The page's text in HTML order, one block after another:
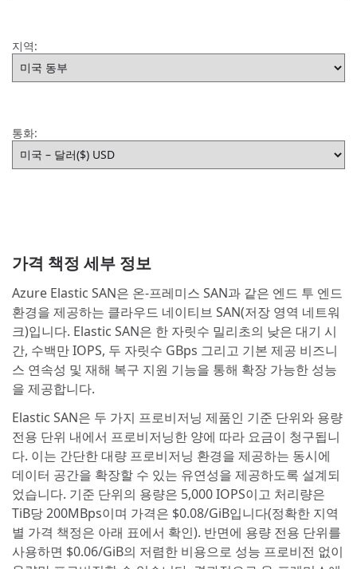
지역:
통화:
가격 책정 세부 정보
Azure Elastic SAN은 온-프레미스 SAN과 같은 엔드 투 엔드
환경을 제공하는 클라우드 네이티브 SAN(저장 영역 네트워
크)입니다. Elastic SAN은 한 자릿수 밀리초의 낮은 대기 시
간, 수백만 IOPS, 두 자릿수 GBps 그리고 기본 제공 비즈니
스 연속성 및 재해 복구 지원 기능을 통해 확장 가능한 성능
을 제공합니다.
Elastic SAN은 두 가지 프로비저닝 제품인 기준 단위와 용량
전용 단위 내에서 프로비저닝한 양에 따라 요금이 청구됩니
다. 이는 간단한 대량 프로비저닝 환경을 제공하는 동시에
데이터 공간을 확장할 수 있는 유연성을 제공하도록 설계되
었습니다. 기준 단위의 용량은 5,000 IOPS이고 처리량은
TiB당 200MBps이며 가격은 $0.08/GiB입니다(정확한 지역
별 가격 책정은 아래 표에서 확인). 반면에 용량 전용 단위를
사용하면 $0.06/GiB의 저렴한 비용으로 성능 프로비전 없이